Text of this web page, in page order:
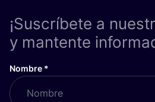
¡Suscríbete a
y mantente
Nombre *